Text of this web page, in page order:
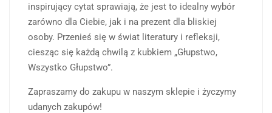
inspirujący cytat sprawiają, że jest to idealny wybór
zarówno dla Ciebie, jak i na prezent dla bliskiej
osoby. Przenieś się w świat literatury i refleksji,
ciesząc się każdą chwilą z kubkiem „Głupstwo,
Wszystko Głupstwo”.
Zapraszamy do zakupu w naszym sklepie i życzymy
udanych zakupów!